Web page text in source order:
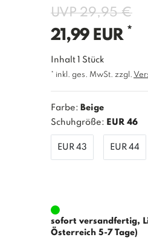
UVP 29,95 €
21,99 EUR *
Inhalt Stück
* inkl. ges. MwSt. zzgl.
Farbe: Beige
Schuhgröße: EUR 46
EUR 43 EUR 44
sofort versandfertig,
Österreich 5-7 Tage)